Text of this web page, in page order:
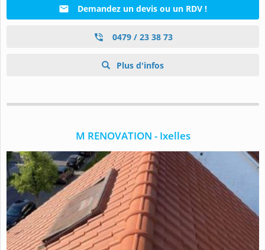
Demandez un devis ou un RDV !
0479 / 23 38 73
Plus d'infos
M RENOVATION - Ixelles